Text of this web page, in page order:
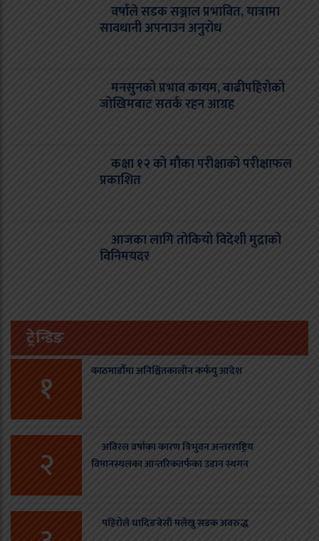
वर्षाले सडक सञ्जाल प्रभावित, यात्रामा
सावधानी अपनाउन अनुरोध
मनसुनको प्रभाव कायम, बाढीपहिरोको
जोखिमबाट सतर्क रहन आग्रह
कक्षा १२ को मौका परीक्षाको परीक्षाफल
प्रकाशित
आजका लागि तोकियो विदेशी मुद्राको
विनिमयदर
ट्रेन्डिङ
१ काठमाडौँमा अनिश्चितकालीन कर्फयु आदेश
२
अविरल वर्षाका कारण त्रिभुवन अन्तरराष्ट्रिय
विमानस्थलका आन्तरिकतर्फका उडान स्थगन
पहिरोले धादिङबेसी मलेखु सडक अवरुद्ध